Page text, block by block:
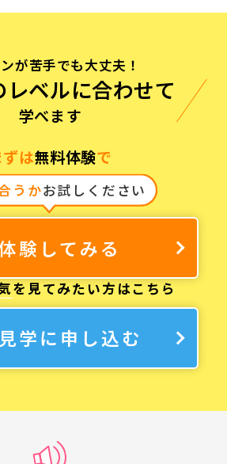
が苦手でも大丈夫！
レベルに合わせて
学べます
ずは無料体験で
うかお試しください
験してみる
を見てみたい方はこちら
学に申し込む